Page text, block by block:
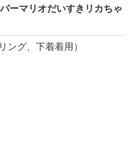
ーマリオだいすきリカちゃ
ング、下着着用）